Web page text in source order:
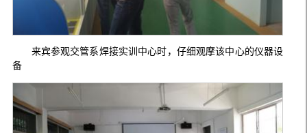
来宾参观交管系焊接实训中心时，仔细观摩该中心的仪器设
备